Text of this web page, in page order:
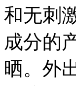
和无刺
成分的
晒。外